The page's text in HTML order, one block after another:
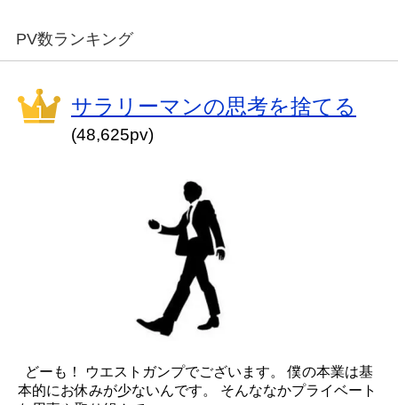
PV数ランキング
サラリーマンの思考を捨てる
(48,625pv)
どーも！ ウエストガンプでございます。 僕の本業は基
本的にお休みが少ないんです。 そんななかプライベート